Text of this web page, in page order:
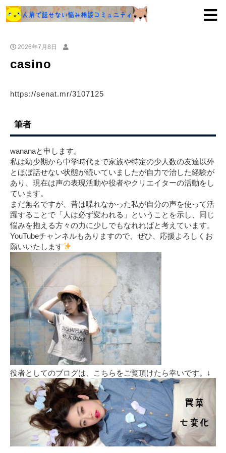
2026年7月8日
casino
https://senat.mr/3107125
筆者
wananaと申します。
私は幼少期から中学時代まで家族や特定の少人数の友達以外
とほぼ話せない状態が続いていましたが自力で治した経験が
あり、現在は声の表現活動や役者やクリエイターの活動をし
ています。
まだ無名ですが、昔は喋れなかった私が自分の声を使って活
躍することで「人は必ず変われる」ということを示し、同じ
悩みを抱える方々の力に少しでもなれればと考えています。
YouTubeチャンネルもありますので、ぜひ、応援よろしくお
願いいたします
役者としてのブログは、こちらをご覧頂けたら幸いです。↓